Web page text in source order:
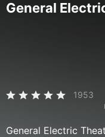
General
1953
General Electric